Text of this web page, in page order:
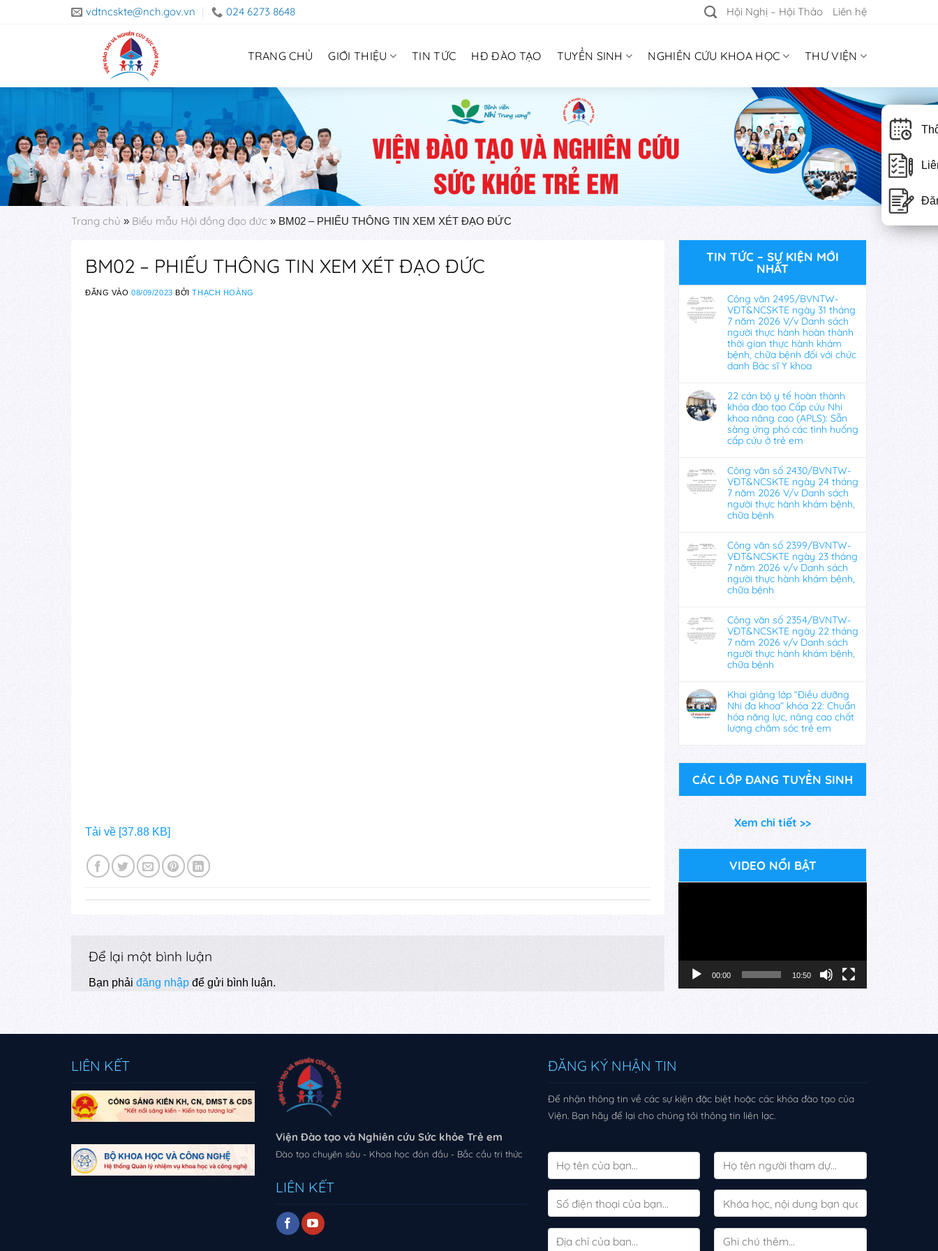
vdtncskte@nch.gov.vn 024 6273 8648 Hội Nghị – Hội Thảo Liên hệ
TRANG CHỦ GIỚI THIỆU TIN TỨC HĐ ĐÀO TẠO TUYỂN SINH NGHIÊN CỨU KHOA HỌC THƯ VIỆN
Trang chủ » Biểu mẫu Hội đồng đạo đức » BM02 – PHIẾU THÔNG TIN XEM XÉT ĐẠO ĐỨC
BM02 – PHIẾU THÔNG TIN XEM XÉT ĐẠO ĐỨC
ĐĂNG VÀO08/09/2023 BỞITHẠCH HOÀNG
Tải về [37.88 KB]
Để lại một bình luận
Bạn phải đăng nhập để gửi bình luận.
TIN TỨC – SỰ KIỆN MỚI
NHẤT
Công văn 2495/BVNTW-
VĐT&NCSKTE ngày 31 tháng
7 năm 2026 V/v Danh sách
người thực hành hoàn thành
thời gian thực hành khám
bệnh, chữa bệnh đối với chức
danh Bác sĩ Y khoa
22 cán bộ y tế hoàn thành
khóa đào tạo Cấp cứu Nhi
khoa nâng cao (APLS): Sẵn
sàng ứng phó các tình huống
cấp cứu ở trẻ em
Công văn số 2430/BVNTW-
VĐT&NCSKTE ngày 24 tháng
7 năm 2026 V/v Danh sách
người thực hành khám bệnh,
chữa bệnh
Công văn số 2399/BVNTW-
VĐT&NCSKTE ngày 23 tháng
7 năm 2026 v/v Danh sách
người thực hành khám bệnh,
chữa bệnh
Công văn số 2354/BVNTW-
VĐT&NCSKTE ngày 22 tháng
7 năm 2026 v/v Danh sách
người thực hành khám bệnh,
chữa bệnh
Khai giảng lớp “Điều dưỡng
Nhi đa khoa” khóa 22: Chuẩn
hóa năng lực, nâng cao chất
lượng chăm sóc trẻ em
CÁC LỚP ĐANG TUYỂN SINH
Xem chi tiết >>
VIDEO NỔI BẬT
00:00 10:50
LIÊN KẾT
Viện Đào tạo và Nghiên cứu Sức khỏe Trẻ em
Đào tạo chuyên sâu - Khoa học đón đầu - Bắc cầu tri thức
LIÊN KẾT
ĐĂNG KÝ NHẬN TIN
Để nhận thông tin về các sự kiện đặc biệt hoặc các khóa đào tạo của
Viện. Bạn hãy để lại cho chúng tôi thông tin liên lạc.